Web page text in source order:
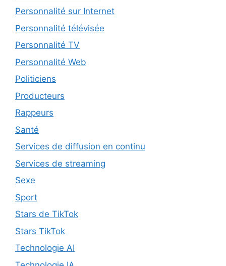
Personnalité sur Internet
Personnalité télévisée
Personnalité TV
Personnalité Web
Politiciens
Producteurs
Rappeurs
Santé
Services de diffusion en continu
Services de streaming
Sexe
Sport
Stars de TikTok
Stars TikTok
Technologie AI